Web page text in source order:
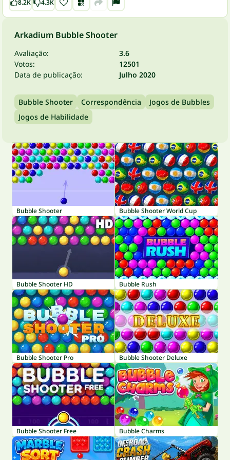
8.2K 4.3K
Arkadium Bubble Shooter
Avaliação:
3.6
Votos:
12501
Data de publicação:
Julho 2020
Bubble Shooter Correspondência
Jogos de Bubbles
Jogos de Habilidade
Bubble Shooter Bubble Shooter World Cup
Bubble Shooter HD Bubble Rush
Bubble Shooter Pro Bubble Shooter Deluxe
Bubble Shooter Free Bubble Charms